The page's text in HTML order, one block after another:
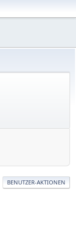
BENUTZER-AKTIONEN